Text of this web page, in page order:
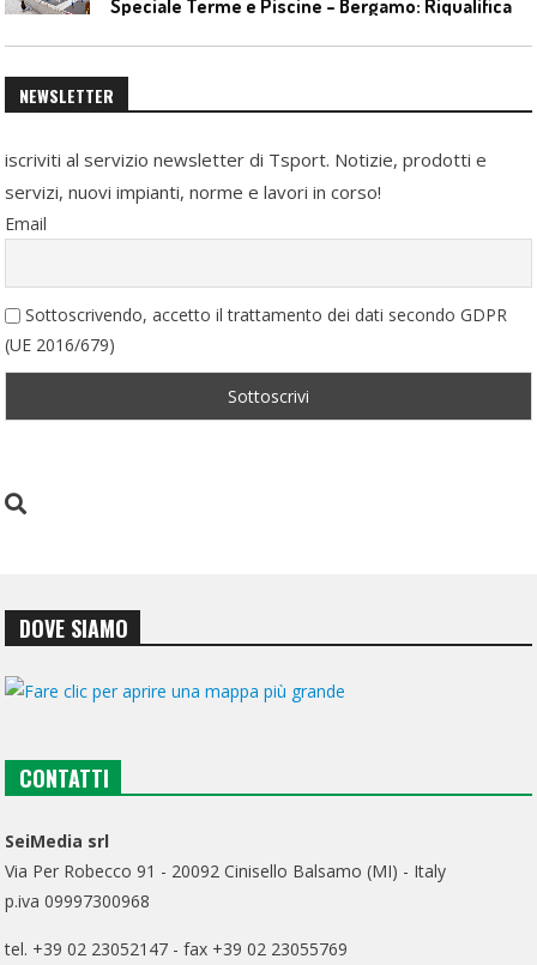
NEWSLETTER
iscriviti al servizio newsletter di Tsport. Notizie, prodotti e
servizi, nuovi impianti, norme e lavori in corso!
Email
Sottoscrivendo, accetto il trattamento dei dati secondo GDPR
(UE 2016/679)
DOVE SIAMO
CONTATTI
SeiMedia srl
Via Per Robecco 91 - 20092 Cinisello Balsamo (MI) - Italy
p.iva 09997300968
tel. +39 02 23052147 - fax +39 02 23055769